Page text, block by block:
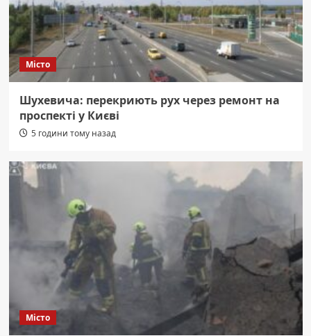
Місто
Шухевича: перекриють рух через ремонт на
проспекті у Києві
5 години тому назад
Місто